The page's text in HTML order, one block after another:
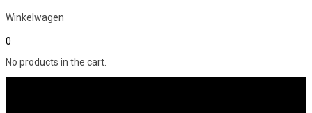
Winkelwagen
0
No products in the cart.